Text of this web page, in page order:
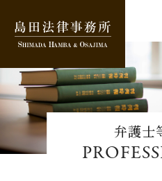
弁護士